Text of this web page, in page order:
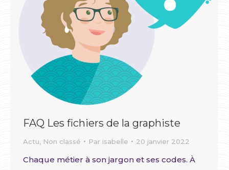
FAQ Les fichiers de la graphiste
Actu, Non classé Par isabelle 20 janvier 2022
Chaque métier à son jargon et ses codes. À